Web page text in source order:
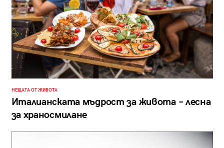
НЕЩАТА ОТ ЖИВОТА
Италианската мъдрост за живота – лесна
за храносмилане